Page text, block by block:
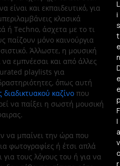
είναι και εκπαιδευτικό, για
κλασικά
ή Techno, άσχετα με το τι
παίζουν μόνο καινούργια
Άλλωστε, η μουσική
να εμπνέεσαι και από άλλες
playlists για
όπως αυτή
διαδικτυακού καζίνο που
να παίξει η σωστή μουσική
να μπαίνει την ώρα που
φωτογραφίες ή έτσι απλά
για τους λόγους του ή για να
L
i
s
t
n
F
l
a
v
r